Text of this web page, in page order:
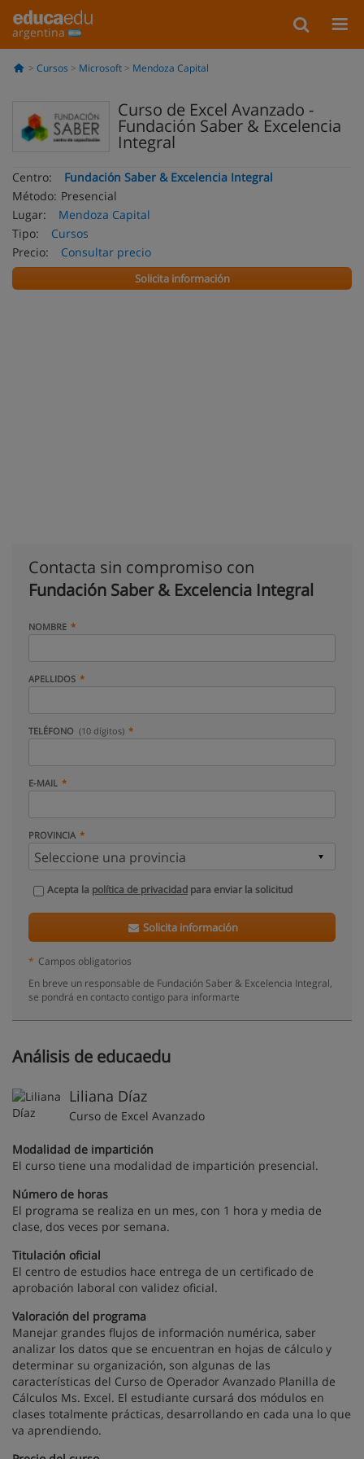
argentina
Cursos Microsoft Mendoza Capital
Curso de Excel Avanzado -
Fundación Saber & Excelencia
Integral
Centro:
Fundación Saber & Excelencia Integral
Método: Presencial
Lugar:
Mendoza Capital
Tipo:
Cursos
Precio:
Consultar precio
Solicita información
Contacta sin compromiso con
Fundación Saber & Excelencia Integral
NOMBRE
APELLIDOS
TELÉFONO (10 dígitos)
E-MAIL
PROVINCIA
Acepta la política de privacidad para enviar la solicitud
Solicita información
* Campos obligatorios
En breve un responsable de Fundación Saber & Excelencia Integral,
se pondrá en contacto contigo para informarte
Análisis de educaedu
Liliana Díaz
Curso de Excel Avanzado
Modalidad de impartición
El curso tiene una modalidad de impartición presencial.
Número de horas
El programa se realiza en un mes, con 1 hora y media de
clase, dos veces por semana.
Titulación oficial
El centro de estudios hace entrega de un certificado de
aprobación laboral con validez oficial.
Valoración del programa
Manejar grandes flujos de información numérica, saber
analizar los datos que se encuentran en hojas de cálculo y
determinar su organización, son algunas de las
características del Curso de Operador Avanzado Planilla de
Cálculos Ms. Excel. El estudiante cursará dos módulos en
clases totalmente prácticas, desarrollando en cada una lo que
va aprendiendo.